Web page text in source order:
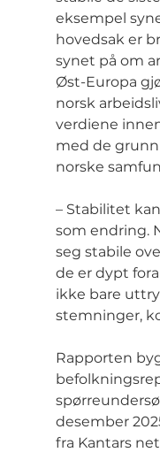
eksempel
hovedsak er
synet på om
Øst-Europa
norsk
verdiene
med de
norske
– Stabilitet
som endring.
seg stabile
de er dypt
ikke bare
stemninger,
Rapporten
desember
fra Kantars